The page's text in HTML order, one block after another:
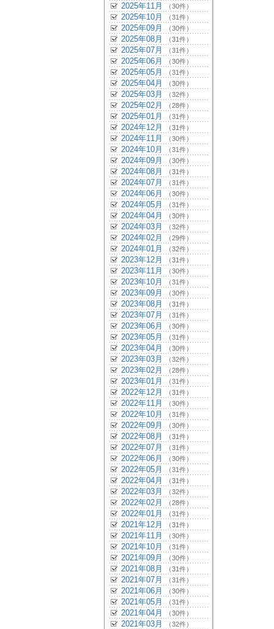
2025年11月 （30件）
2025年10月 （31件）
2025年09月 （30件）
2025年08月 （31件）
2025年07月 （31件）
2025年06月 （30件）
2025年05月 （31件）
2025年04月 （30件）
2025年03月 （32件）
2025年02月 （28件）
2025年01月 （31件）
2024年12月 （31件）
2024年11月 （30件）
2024年10月 （31件）
2024年09月 （30件）
2024年08月 （31件）
2024年07月 （31件）
2024年06月 （30件）
2024年05月 （31件）
2024年04月 （30件）
2024年03月 （32件）
2024年02月 （29件）
2024年01月 （32件）
2023年12月 （31件）
2023年11月 （30件）
2023年10月 （31件）
2023年09月 （30件）
2023年08月 （31件）
2023年07月 （31件）
2023年06月 （30件）
2023年05月 （31件）
2023年04月 （30件）
2023年03月 （32件）
2023年02月 （28件）
2023年01月 （31件）
2022年12月 （31件）
2022年11月 （30件）
2022年10月 （31件）
2022年09月 （30件）
2022年08月 （31件）
2022年07月 （31件）
2022年06月 （30件）
2022年05月 （31件）
2022年04月 （31件）
2022年03月 （32件）
2022年02月 （28件）
2022年01月 （31件）
2021年12月 （31件）
2021年11月 （30件）
2021年10月 （31件）
2021年09月 （30件）
2021年08月 （31件）
2021年07月 （31件）
2021年06月 （30件）
2021年05月 （31件）
2021年04月 （30件）
2021年03月 （32件）